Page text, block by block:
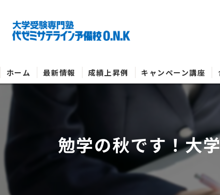
ホーム 最新情報 成績上昇例 キャンペーン講座
勉学の秋です！大